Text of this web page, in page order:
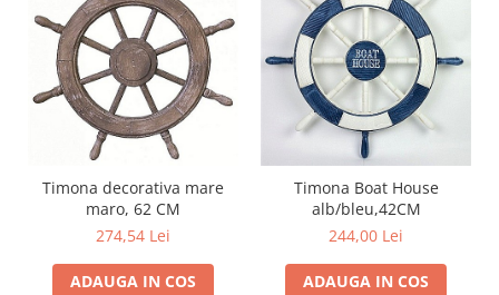
Timona decorativa mare
maro, 62 CM
274,54 Lei
ADAUGA IN COS
Timona Boat House
alb/bleu,42CM
244,00 Lei
ADAUGA IN COS